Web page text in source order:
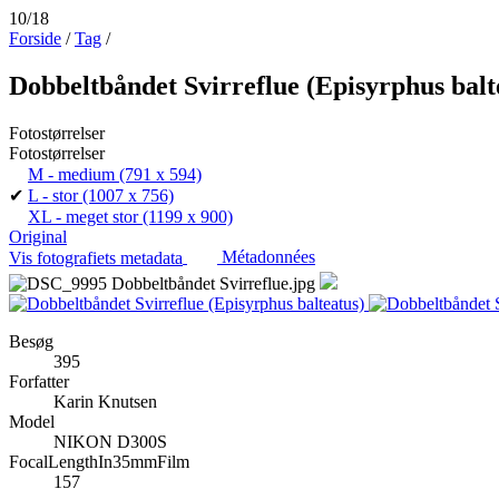
10/18
Forside /Tag /
Dobbeltbåndet Svirreflue (Episyrphus
Fotostørrelser
Fotostørrelser
M - medium (791 x 594)
✔ L - stor(1007 x 756)
XL - meget stor(1199 x 900)
Original
Vis fotografiets metadata
Métadonnées
Besøg
395
Forfatter
Karin Knutsen
Model
NIKON D300S
FocalLengthIn35mmFilm
157